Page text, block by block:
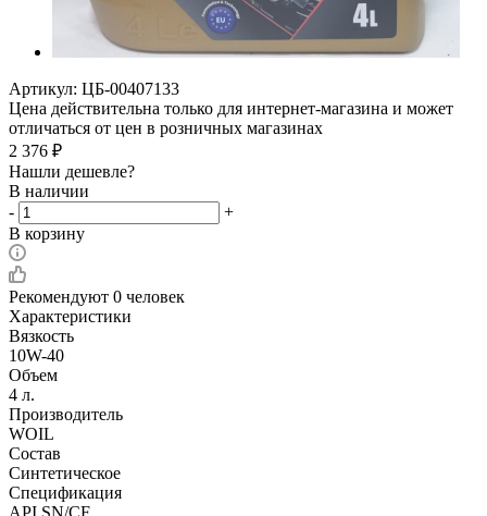
Артикул: ЦБ-00407133
Цена действительна только для интернет-магазина и может
отличаться от цен в розничных магазинах
2 376 ₽
Нашли дешевле?
В наличии
-
+
В корзину
Рекомендуют 0 человек
Характеристики
Вязкость
10W-40
Объем
4 л.
Производитель
WOIL
Состав
Синтетическое
Спецификация
API SN/CF